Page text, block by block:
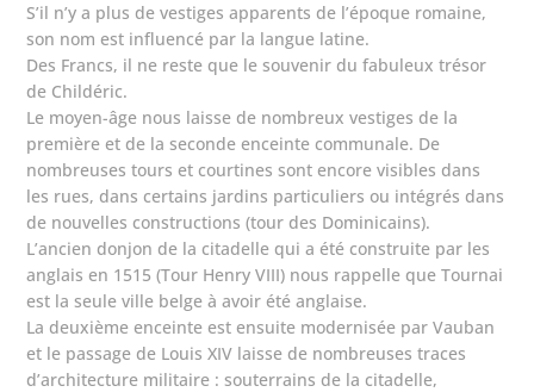
S’il n’y a plus de vestiges apparents de l’époque romaine,
son nom est influencé par la langue latine.
Des Francs, il ne reste que le souvenir du fabuleux trésor
de Childéric.
Le moyen-âge nous laisse de nombreux vestiges de la
première et de la seconde enceinte communale. De
nombreuses tours et courtines sont encore visibles dans
les rues, dans certains jardins particuliers ou intégrés dans
de nouvelles constructions (tour des Dominicains).
L’ancien donjon de la citadelle qui a été construite par les
anglais en 1515 (Tour Henry VIII) nous rappelle que Tournai
est la seule ville belge à avoir été anglaise.
La deuxième enceinte est ensuite modernisée par Vauban
et le passage de Louis XIV laisse de nombreuses traces
d’architecture militaire : souterrains de la citadelle,